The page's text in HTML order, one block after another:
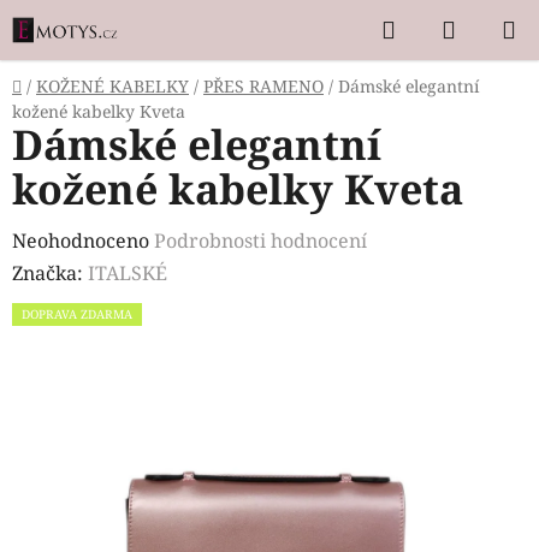
Přejít
na
obsah
Hledat
KOŠÍK
Domů
/ KOŽENÉ KABELKY / PŘES RAMENO / Dámské elegantní
kožené kabelky Kveta
Dámské elegantní
kožené kabelky Kveta
Průměrné
hodnocení
produktu
NeohodnocenoPodrobnosti hodnocení
Značka: ITALSKÉ
DOPRAVA ZDARMA